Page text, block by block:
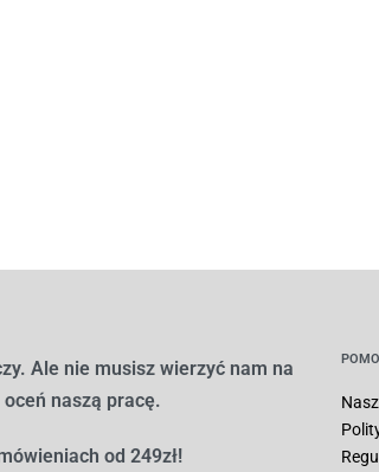
Ale nie musisz wierzyć nam na
oceń naszą pracę.
od 249zł!